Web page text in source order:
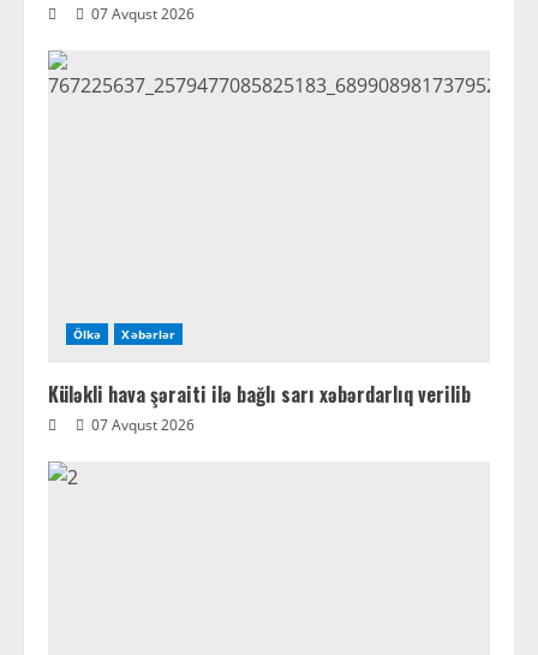
07 Avqust 2026
Ölkə Xəbərlər
Küləkli hava şəraiti ilə bağlı sarı xəbərdarlıq verilib
07 Avqust 2026